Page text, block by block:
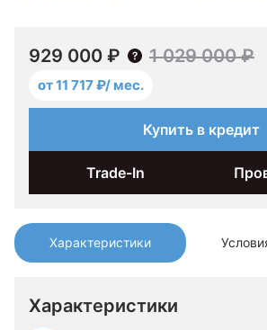
Характеристики
Характеристики
929 000 ₽ 1 029 000 ₽
от 11 717 ₽/ мес.
Купить в кредит
Trade-In